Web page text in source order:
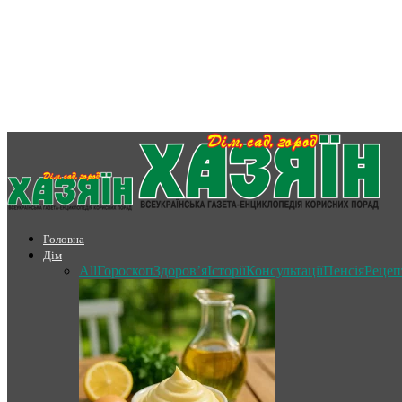
Головна
Дім
AllГороскопЗдоров’яІсторіїКонсультаціїПенсія